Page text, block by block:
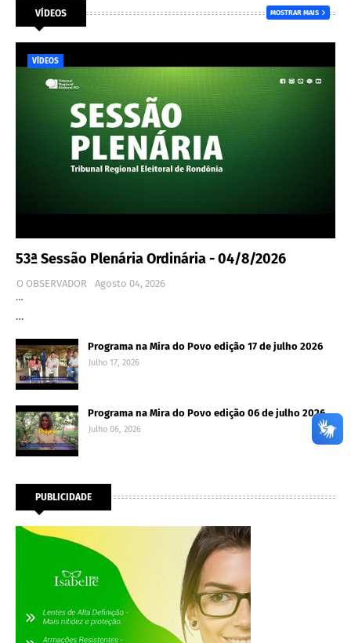
VÍDEOS MOSTRAR MAIS
VÍDEOS
53ª Sessão Plenária Ordinária - 04/8/2026
O OBSERVADOR
Agosto 04, 2026
…
…
Programa na Mira do Povo edição 17 de julho 2026
Julho 17, 2026
Programa na Mira do Povo edição 06 de julho 2026
Julho 06, 2026
PUBLICIDADE